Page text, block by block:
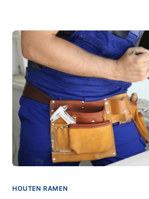
HOUTEN RAMEN